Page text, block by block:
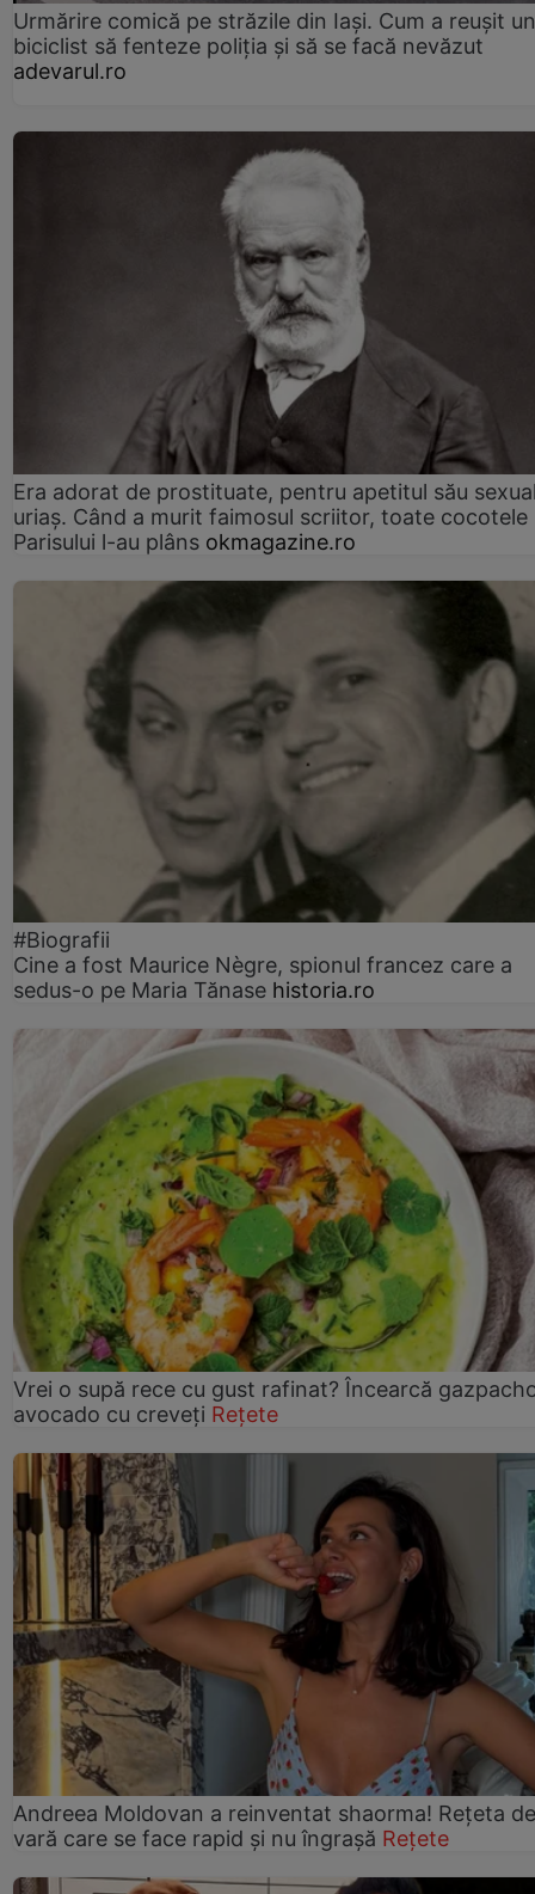
Urmărire comică pe străzile din Iași. Cum a reușit un
biciclist să fenteze poliția și să se facă nevăzut
adevarul.ro
Era adorat de prostituate, pentru apetitul său
uriaș. Când a murit faimosul scriitor, toate cocotele
Parisului l-au plâns okmagazine.ro
#Biografii
Cine a fost Maurice Nègre, spionul francez care a
sedus-o pe Maria Tănase historia.ro
Vrei o supă rece cu gust rafinat? Încearcă
avocado cu creveți Rețete
Andreea Moldovan a reinventat shaorma! Rețeta de
vară care se face rapid și nu îngrașă Rețete